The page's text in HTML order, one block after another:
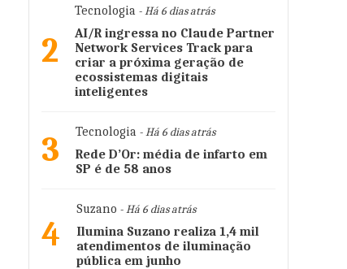
2
Tecnologia - Há 6 dias atrás
AI/R ingressa no Claude Partner
Network Services Track para
criar a próxima geração de
ecossistemas digitais
inteligentes
3 Tecnologia - Há 6 dias atrás
Rede D’Or: média de infarto em
SP é de 58 anos
4
Suzano - Há 6 dias atrás
Ilumina Suzano realiza 1,4 mil
atendimentos de iluminação
pública em junho